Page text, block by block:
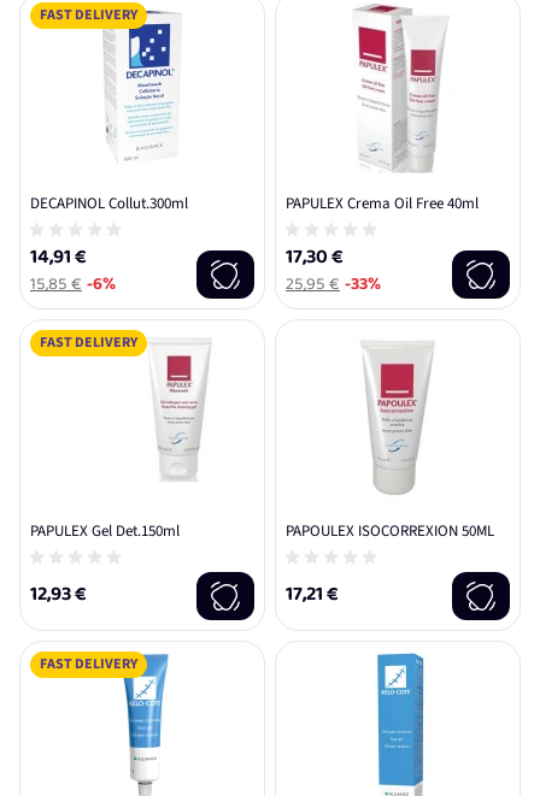
FAST DELIVERY
DECAPINOL Collut.300ml
14,91 €
15,85 €-6%
PAPULEX Crema Oil Free 40ml
17,30 €
25,95 €-33%
FAST DELIVERY
PAPULEX Gel Det.150ml
12,93 €
PAPOULEX ISOCORREXION 50ML
17,21 €
FAST DELIVERY